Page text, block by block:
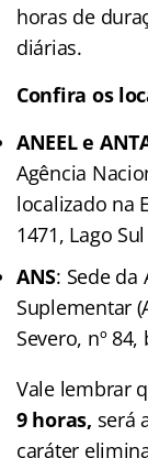
horas de
diárias.
Confira os
ANEEL e
Agência
localizado na
1471, Lago
ANS: Sede da
Suplementar
Severo, nº
Vale lembrar
9 horas, será
caráter